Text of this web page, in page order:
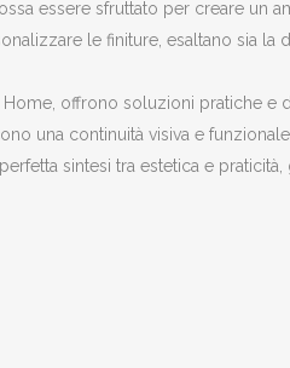
essere sfruttato per creare un
le finiture, esaltano sia
offrono soluzioni pratiche e
una continuità visiva e
sintesi tra estetica e